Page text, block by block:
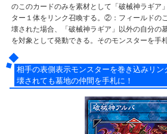
のこのカードのみを素材として「破械神ラギア
ター１体をリンク召喚する。②：フィールドの
壊された場合、「破械神ラギア」以外の自分の
を対象として発動できる。そのモンスターを手
相手の表側表示モンスターを巻き込みリ
壊されても墓地の仲間を手札に！